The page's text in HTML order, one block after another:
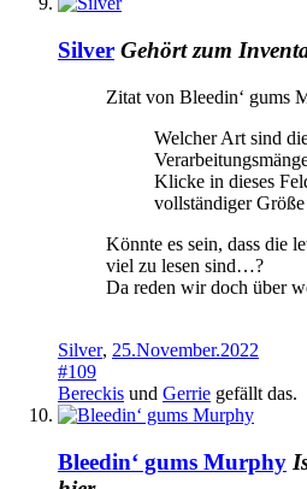
Silver Gehört zum
Zitat von Bleedin‘ gums
Welcher Art sind
Klicke in dieses
vollständiger
Könnte es sein, dass die
viel zu lesen sind…?
Da reden wir doch über
Silver, 25.November.2022
#109
Bereckis und Gerrie gefällt das.
Bleedin‘ gums Murphy